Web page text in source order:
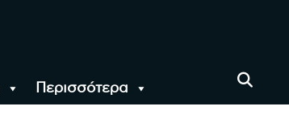
Περισσότερα